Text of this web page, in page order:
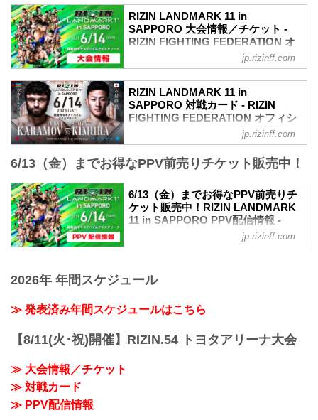
RIZIN LANDMARK 11 in
SAPPORO 大会情報／チケット -
RIZIN FIGHTING FEDERATION オ
- YouTube
youtu.be
RIZIN LANDMARK 11 in SAPPORO 大会
2025年6月14日（土）12:00開場 / 14:00開
始
※オープニングファイトは12:30開始予定
終了予定時間
19:00〜20:00頃
※試合内容、イベント進行によって終了
予定時間が前後することがありますので
ご了承ください。
真駒内セキスイハイムアイスアリーナ
約25分
「上町1丁目」バス停留所 徒歩約5分
jp.rizinff.com
RIZIN LANDMARK 11 in
SAPPORO 対戦カード - RIZIN
FIGHTING FEDERATION オフィシ
第15試合／ヴガール・ケラモフ vs. 木村
RIZIN MMAルール：5分3R（66.0kg）
ヴガール・ケラモフ vs. 木村柊也
第14試合／堀江圭功 vs. 西川大和
RIZIN MMAルール：5分3R（71.0kg）
RIZIN MMAルール：5分3R（66.0kg）
第12試合／山本空良 vs. 鈴木博昭
jp.rizinff.com
6/13（金）までお得なPPV前売りチケット販売中！
6/13（金）までお得なPPV前売りチ
ケット販売中！RIZIN LANDMARK
11 in SAPPORO PPV配信情報 -
RIZIN FIGHTING FEDERATION オ
フィシャルサイト
PPV配信チケットが、5月26日（月）12
NEXT、RIZIN LIVEにて販売がスタート
するぞ！
お得なPPV前売りチケットは、大会前日
の6月13日（金）23:59まで販売！
jp.rizinff.com
2026年 年間スケジュール
≫ 発表済み年間スケジュールはこちら
【8/11(火･祝)開催】RIZIN.54 トヨタアリーナ大会
≫ 大会情報／チケット
≫ 対戦カード
≫ PPV配信情報